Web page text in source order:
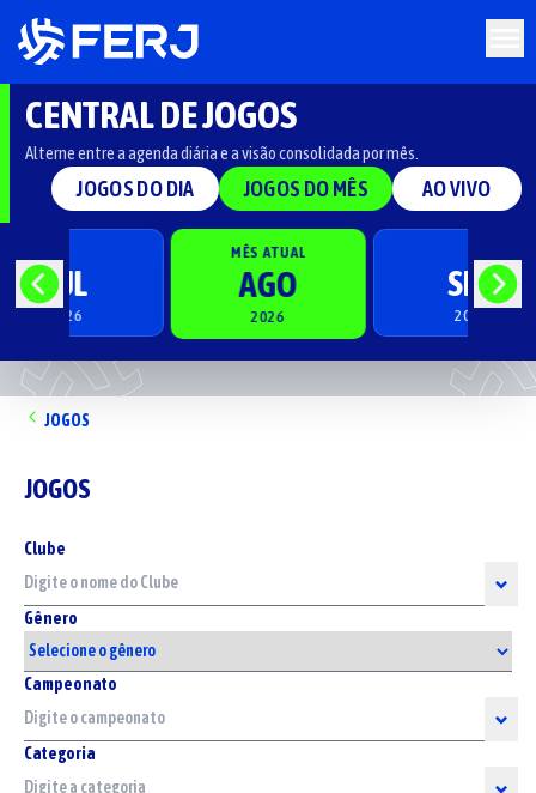
CENTRAL DE JOGOS
Alterne entre a agenda diária e a visão consolidada por mês.
JOGOS DO DIA JOGOS DO MÊS AO VIVO
JUL
2026
MÊS ATUAL
AGO
2026
SET
2026
JOGOS
JOGOS
Clube
Gênero
Campeonato
Categoria